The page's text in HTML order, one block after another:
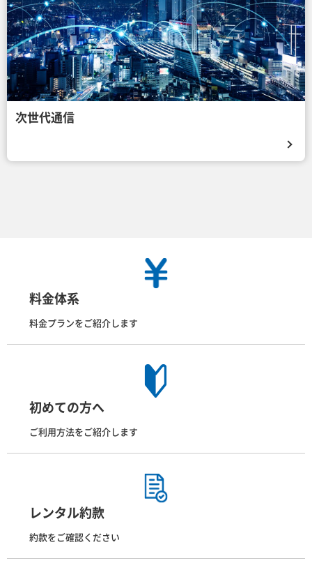
次世代通信
料金体系
料金プランをご紹介します
初めての方へ
ご利用方法をご紹介します
レンタル約款
約款をご確認ください